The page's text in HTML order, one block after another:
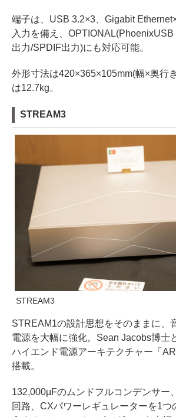
端子は、USB 3.2×3、Gigabit
入力を備え、
出力/SPDIF出力)にも対応可能。
外形寸法は420×365×105mm(幅×奥行
は12.7kg。
STREAM3
STREAM3
STREAM1の設計思想をそのままに、
電源を大幅に強化。Sean Jacobs博士
ハイエンド電源アーキテクチャー「
搭載。
132,000μFのムンドフルコンデンサー
回路、CXパワーレギュレーターを1つ